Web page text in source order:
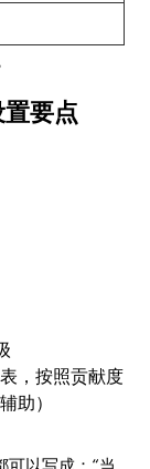
要点
，按照贡献度
助）
以写成：“当